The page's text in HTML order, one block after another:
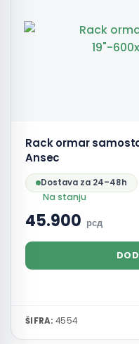
Rack ormar
Ansec
Dostava za 24–48h
Na stanju
45.900 рсд
ŠIFRA: 4554